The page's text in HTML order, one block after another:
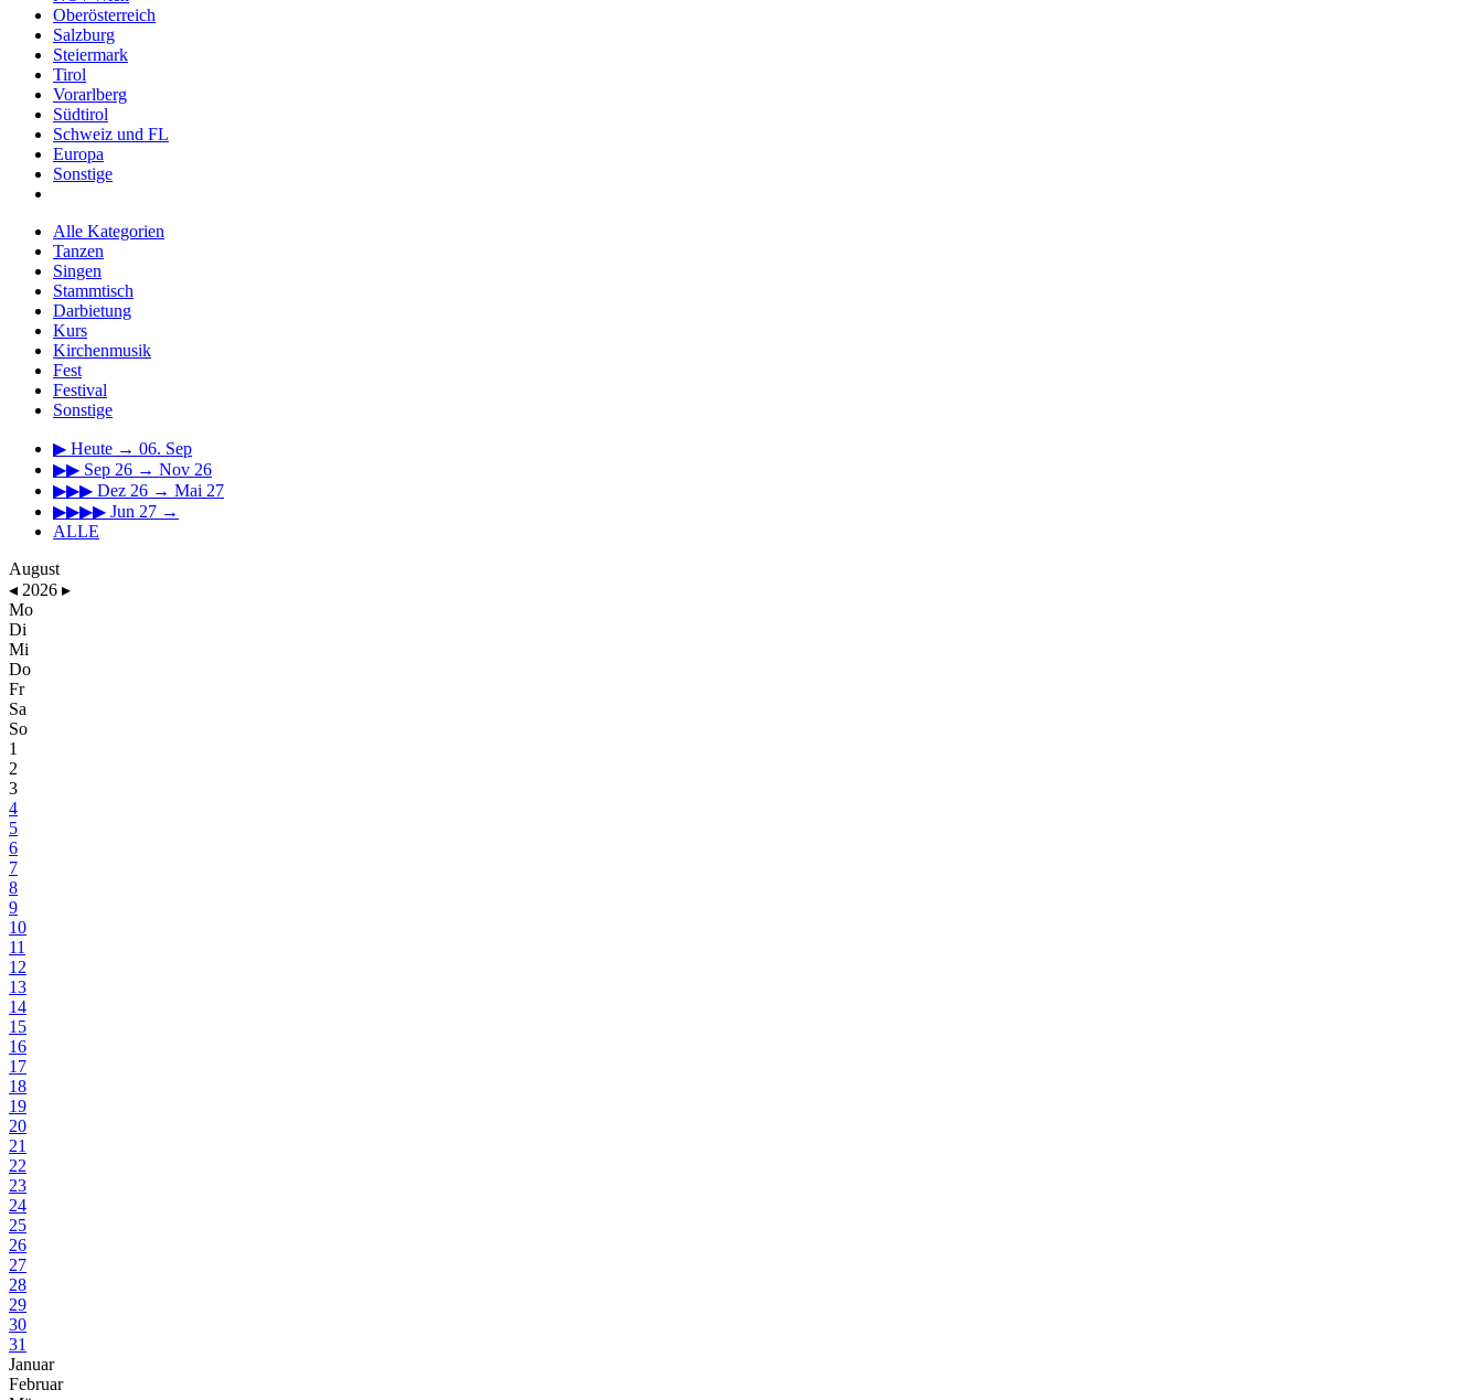
Oberösterreich
Salzburg
Steiermark
Tirol
Vorarlberg
Südtirol
Schweiz und FL
Europa
Sonstige
Alle Kategorien
Tanzen
Singen
Stammtisch
Darbietung
Kurs
Kirchenmusik
Fest
Festival
Sonstige
▶ Heute → 06. Sep
▶▶ Sep 26 → Nov 26
▶▶▶ Dez 26 → Mai 27
▶▶▶▶ Jun 27 →
ALLE
August
◂ 2026 ▸
Mo
Di
Mi
Do
Fr
Sa
So
1
2
3
4
5
6
7
8
9
10
11
12
13
14
15
16
17
18
19
20
21
22
23
24
25
26
27
28
29
30
31
Januar
Februar